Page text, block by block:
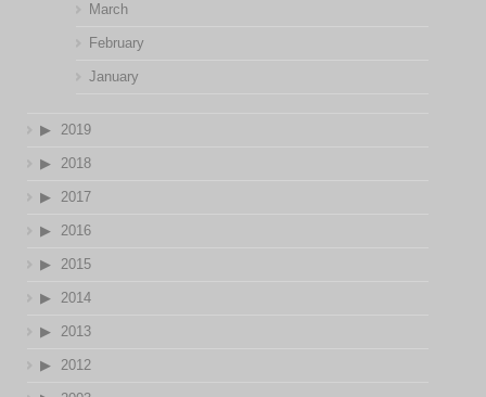
March
February
January
2019
2018
2017
2016
2015
2014
2013
2012